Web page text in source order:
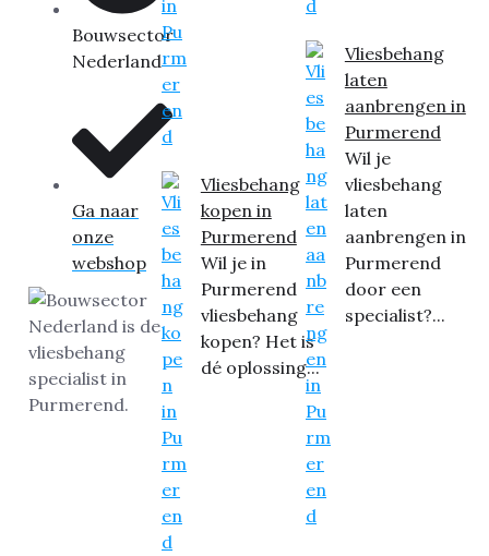
Bouwsector
Nederland
Ga naar
onze
webshop
Vliesbehang
kopen in
Purmerend
Wil je in
Purmerend
vliesbehang
kopen? Het is
dé oplossing...
Vliesbehang
laten
aanbrengen in
Purmerend
Wil je
vliesbehang
laten
aanbrengen in
Purmerend
door een
specialist?...